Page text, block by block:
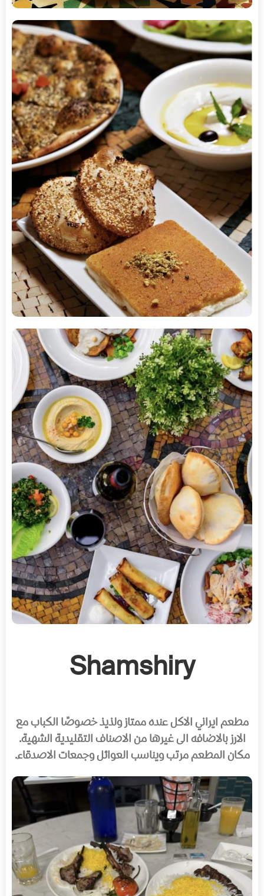
Shamshiry
مطعم ايراني الاكل عنده ممتاز ولذيذ خصوصًا الكبابمع
الارز بالاضافه الى غيرها من الاصناف التقليدية الشهية.
مكان المطعم مرتب ويناسب العوائل وجمعات الاصدقاء.